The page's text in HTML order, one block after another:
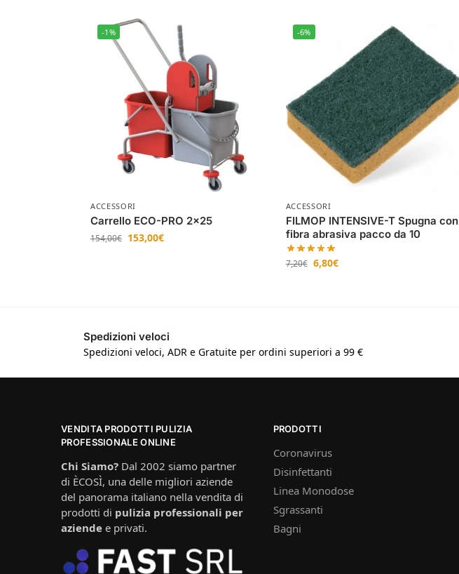
-1%
ACCESSORI
Carrello ECO-PRO 2×25
154,00€ 153,00€
-6%
ACCESSORI
FILMOP INTENSIVE-T Spugna con
fibra abrasiva pacco da 10
7,20€ 6,80€
Spedizioni veloci
Spedizioni veloci, ADR e Gratuite per ordini superiori a 99 €
VENDITA PRODOTTI PULIZIA
PROFESSIONALE ONLINE
Chi Siamo? Dal 2002 siamo partner
di ÈCOSÌ, una delle migliori aziende
del panorama italiano nella vendita di
prodotti di pulizia professionali per
aziende e privati.
PRODOTTI
Coronavirus
Disinfettanti
Linea Monodose
Sgrassanti
Bagni